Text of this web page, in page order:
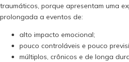
traumáticos, porque apresentam uma
prolongada a eventos de:
alto impacto emocional;
pouco controláveis e pouco
múltiplos, crônicos e de longa